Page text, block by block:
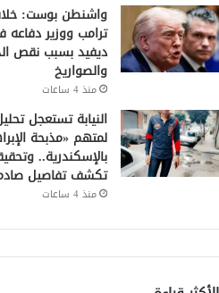
واشنطن بوست:
ترامب ووزير
ديفيد بسبب نقص
والصواريخ
منذ 4 ساعات
النيابة تستعجل
لمتهم «مذبحة
بالإسكندرية..
تكشف تفاصيل
منذ 4 ساعات